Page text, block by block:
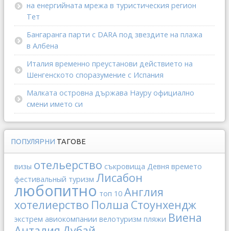
на енергийната мрежа в туристическия регион
Тет
Бангаранга парти с DARA под звездите на плажа
в Албена
Италия временно преустанови действието на
Шенгенското споразумение с Испания
Малката островна държава Науру официално
смени името си
ПОПУЛЯРНИ ТАГОВЕ
визы отельерство съкровища Девня времето
фестивальный туризм Лисабон
любопитно топ 10 Англия
хотелиерство Полша Стоунхендж
экстрем авиокомпании велотуризм пляжи Виена